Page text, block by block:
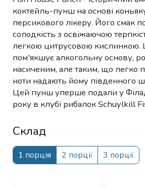
коктейль-пунш на основі
персикового лікеру. Його смак
солодкість з освіжаючою
легкою цитрусовою кислинкою.
пом'якшує алкогольну основу,
насиченим, але таким, що легко
ноти надають йому південного
Цей пунш уперше подали у
року в клубі рибалок Schuylkill
Склад
1 порція 2 порції 3 порції